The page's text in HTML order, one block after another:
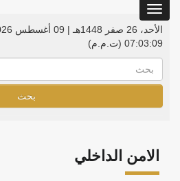
الأحد، 26 صفر 1448هـ | 09 أغسطس 2026م |
07:03:10 (ت.م.م)
بحث
الامن الداخلي